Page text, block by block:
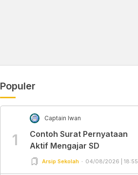
Populer
1
Captain Iwan
Contoh Surat Pernyataan
Aktif Mengajar SD
Arsip Sekolah 04/08/2026 | 18:55